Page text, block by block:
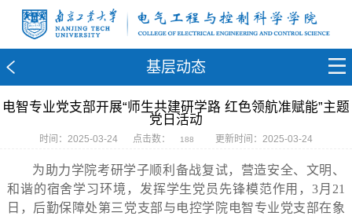
基层动态
电智专业党支部开展“师生共建研学路 红色领航准赋能”主题
党日活动
时间：2025-03-24 点击数： 188 更新时间：2025-03-24
为助力学院考研学子顺利备战复试，营造安全、文明、
和谐的宿舍学习环境，发挥学生党员先锋模范作用，3月21
日，后勤保障处第三党支部与电控学院电智专业党支部在象